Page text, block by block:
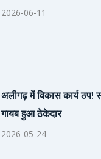
2026-06-11
अलीगढ़ में विकास कार्य
गायब हुआ ठेकेदार
2026-05-24